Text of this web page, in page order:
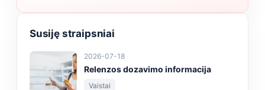
Susiję straipsniai
2026-07-18
Relenzos dozavimo informacija
Vaistai